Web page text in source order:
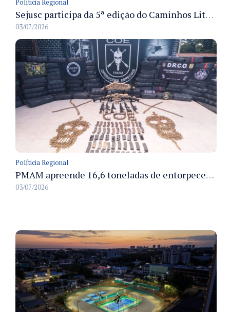
Políticia Regional
Sejusc participa da 5ª edição do Caminhos Literários com foco na cultura hip-hop nas unidades socioeducativas
03/07/2026
Políticia Regional
PMAM apreende 16,6 toneladas de entorpecentes e registra aumento nas prisões em flagrante e nas capturas de foragidos no primeiro semestre de 2026
03/07/2026